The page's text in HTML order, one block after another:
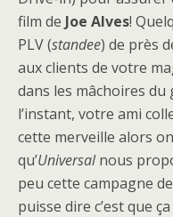
film de Joe Alves!
PLV (standee) de près
aux clients de votre
dans les mâchoires
l’instant, votre ami
cette merveille alors
qu’Universalnous
peu cette campagne
puisse dire c’est que